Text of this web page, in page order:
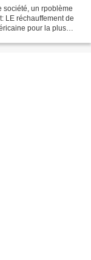
société, un rpoblème
LE réchauffement de
pour la plus